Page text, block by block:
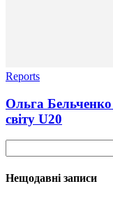
Reports
Ольга Бельченко
світу U20
Нещодавні записи